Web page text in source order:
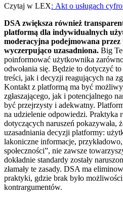
Czytaj w LEX: Akt o usługach
DSA zwiększa również
platformą dla indywidualnych
moderacyjna podejmowana
wyczerpująco uzasadniona. Big
poinformować użytkownika
odwołania się. Będzie to dotyczyć
treści, jak i decyzji reagujących na
Kontakt z platformą ma być
zgłaszającego, jak i potencjalnego
być przejrzysty i adekwatny.
na udzielenie odpowiedzi. Praktyka
dotyczących naruszeń pokazywała,
uzasadniania decyzji platformy:
lakoniczne informacje, przykładowo,
społeczności”, nie zawsze
dokładnie standardy zostały
złamały te zasady. DSA ma
praktyki, gdzie brak było
kontrargumentów.